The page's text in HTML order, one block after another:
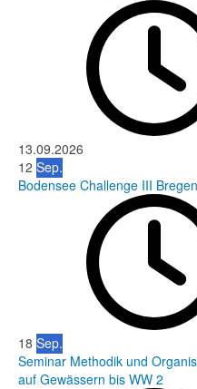
13.09.2026
12 Sep.
Bodensee Challenge III
18 Sep.
Seminar Methodik und
auf Gewässern bis WW 2